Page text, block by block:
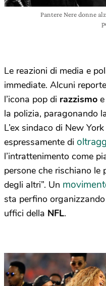
Pantere Nere donne
Le reazioni di media e
immediate. Alcuni
l’icona pop di razzismo e
la polizia, paragonando
L’ex sindaco di New York
espressamente di
l’intrattenimento come
persone che rischiano le
degli altri”. Un
sta perfino
uffici della NFL.